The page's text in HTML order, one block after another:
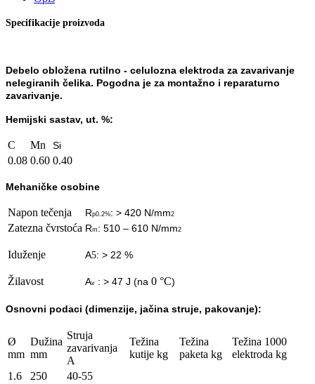
Specifikacije proizvoda
Debelo obložena rutilno - celulozna elektroda za zavarivanje
nelegiranih čelika. Pogodna je za montažno i reparaturno
zavarivanje.
Hemijski sastav, ut. %:
C Mn Si
0.08 0.60 0.40
Mehaničke osobine
Napon tečenja Rp0.2%: > 420 N/mm2
Zatezna čvrstoća Rm: 510 – 610 N/mm2
Iduženje A5: > 22 %
Žilavost Av : > 47 J (na 0 °C)
Osnovni podaci (dimenzije, jačina struje, pakovanje):
Ø
mm
Dužina
mm
Struja
zavarivanja
A
Težina
kutije kg
Težina
paketa kg
Težina 1000
elektroda kg
1.6
250
40-55